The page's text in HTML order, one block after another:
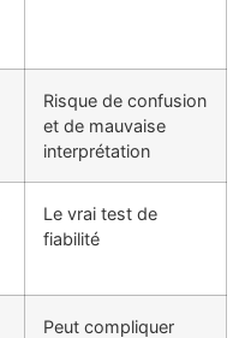
Risque de confusion
et de mauvaise
interprétation
Le vrai test de
fiabilité
Peut compliquer